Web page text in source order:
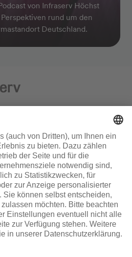
von Infraserv Höchst
rund um den
Deutschland.
Magazin